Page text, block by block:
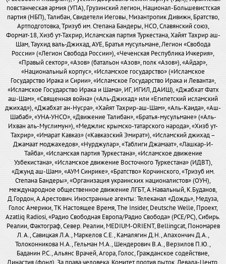
повстанческая армия (УПА), Грузинский легион, Национал-Большевистская
партия (НБП), Талибан, Свидетели Иеговы, Мизантропик Дивижн, Братство,
Артподготовка, Тризуб им. Степана Бандеры, НСО, Славянский союз,
Формат-18, Хизб ут-Тахрир, Исламская партия Туркестана, Хайят Тахрир аш-
Шам, Таухид валь-Джихад, АУЕ, Братья мусульмане, Легион «Свобода
России» («Легион Свобода России»), «Чеченская Республика Ичкерия»,
«Правый сектор», «Азов» (батальон «Азов», полк «Азов»), «Айдар»,
«Национальный корпус», «Исламское государство» («Исламское
Государство Ирака и Сирии», «Исламское Государство Ирака и Леванта»,
«Исламское Государство Ирака и Шама», ИГ, ИГИЛ, ДАИШ), «Джабхат Фатх
аш-Шам», «Священная война» («Аль-Джихад» или «Египетский исламский
джихад»), «Джабхат ан-Нусра», «Хайят Тахрир-аш-Шам», «Аль-Каида», «Аш-
Шабаб», «УНА-УНСО», «Движение Талибан», «Братья-мусульмане» («Аль-
Ихван аль-Муслимун»), «Меджлис крымско-татарского народа», «Хизб ут-
Тахрир», «Имарат Кавказ» («Кавказский Эмират»), «Исламский джихад –
Джамаат моджахедов», «Нурджулар», «Таблиги Джамаат», «Лашкар-И-
Тайба», «Исламская партия Туркестана», «Исламское движение
Узбекистана», «Исламское движение Восточного Туркестана» (ИДВТ),
«Джунд аш-Шам», «АУМ Синрике», «Братство» Корчинского, «Тризуб им.
Степана Бандеры», «Организация украинских националистов» (ОУН),
международное общественное движение ЛГБТ, А.Навальный, К.Буданов,
Д.Гордон, А.Арестович. Иностранные агенты: Телеканал «Дождь», Медуза,
Голос Америки, ТК Настоящее Время, The Insider, Deutsche Welle, Проект,
Azatliq Radiosi, «Радио Свободная Европа/Радио Свобода» (PCE/PC), Сибирь.
Реалии, Фактограф, Север. Реалии, MEDIUM-ORIENT, Bellingcat, Пономарев
Л. А., Савицкая Л.А., Маркелов С.Е., Камалягин Д.Н., Апахончич Д.А.,
Толоконникова Н.А., Гельман М.А., Шендерович В.А., Верзилов П.Ю.,
Баданин Р.С., Альянс Врачей, Агора, Голос, Гражданское содействие,